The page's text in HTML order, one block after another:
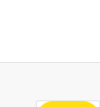
simuliert und